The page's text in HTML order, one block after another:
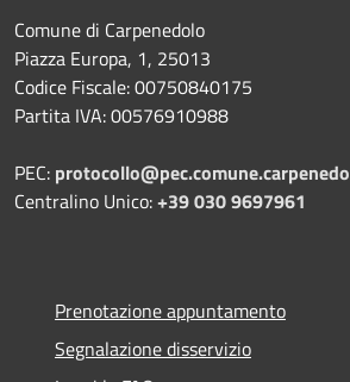
Comune di Carpenedolo
Piazza Europa, 1, 25013
Codice Fiscale: 00750840175
Partita IVA: 00576910988
PEC:
Centralino Unico:+39 030 9697961
Prenotazione appuntamento
Segnalazione disservizio